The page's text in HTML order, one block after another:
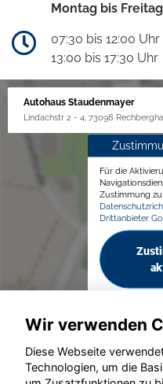
Montag bis Freitag
07:30 bis 12:00 Uhr
13:00 bis 17:30 Uhr
Autohaus Staudenmayer
Lindachstr 2 - 4, 73098
Für die
Zustimmung
Drittanbieter
Wir verwenden
Diese Webseite
Technologien, um die